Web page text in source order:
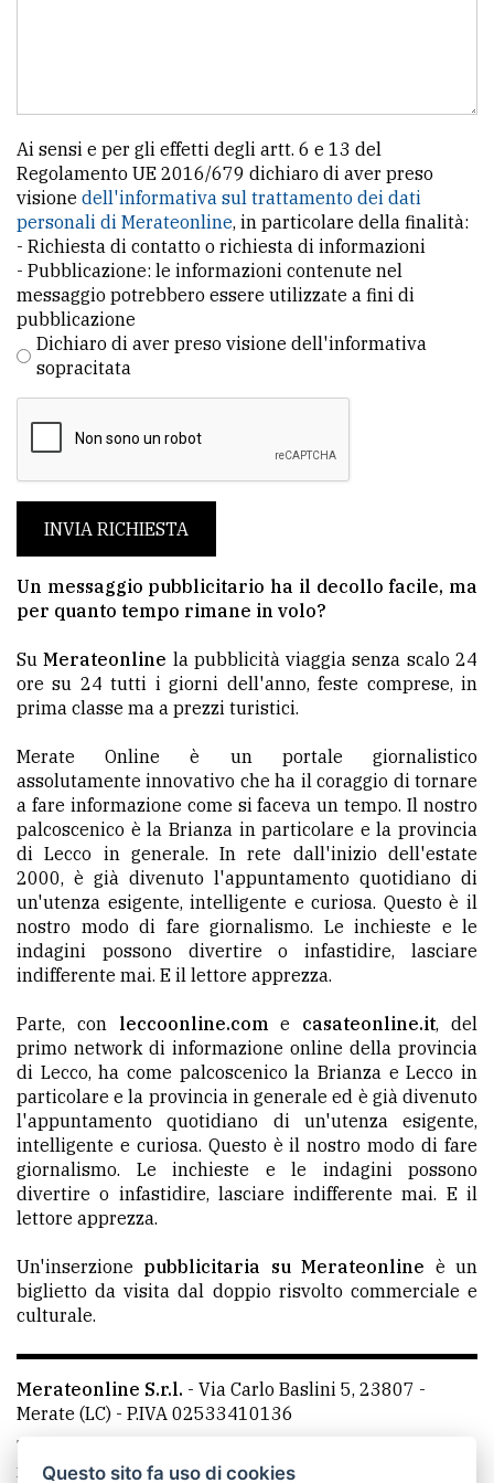
LE
ALTRE
TESTATE
PRIVACY
Privacy
Cookie
policy
Ai sensi e per gli effetti degli artt. 6 e 13 del
Regolamento UE 2016/679 dichiaro di aver preso
visione dell'informativa sul trattamento dei dati
personali di Merateonline, in particolare della finalità:
- Richiesta di contatto o richiesta di informazioni
- Pubblicazione: le informazioni contenute nel
messaggio potrebbero essere utilizzate a fini di
pubblicazione
Dichiaro di aver preso visione dell'informativa
sopracitata
INVIA RICHIESTA
Un messaggio pubblicitario ha il decollo facile, ma
per quanto tempo rimane in volo?
SuMerateonline la pubblicità viaggia senza scalo 24
ore su 24 tutti i giorni dell'anno, feste comprese, in
prima classe ma a prezzi turistici.
Merate Online è un portale giornalistico
assolutamente innovativo che ha il coraggio di tornare
a fare informazione come si faceva un tempo. Il nostro
palcoscenico è la Brianza in particolare e la provincia
di Lecco in generale. In rete dall'inizio dell'estate
2000, è già divenuto l'appuntamento quotidiano di
un'utenza esigente, intelligente e curiosa. Questo è il
nostro modo di fare giornalismo. Le inchieste e le
indagini possono divertire o infastidire, lasciare
indifferente mai. E il lettore apprezza.
Parte, con leccoonline.com e casateonline.it, del
primo network di informazione online della provincia
di Lecco, ha come palcoscenico la Brianza e Lecco in
particolare e la provincia in generale ed è già divenuto
l'appuntamento quotidiano di un'utenza esigente,
intelligente e curiosa. Questo è il nostro modo di fare
giornalismo. Le inchieste e le indagini possono
divertire o infastidire, lasciare indifferente mai. E il
lettore apprezza.
Un'inserzione pubblicitaria su Merateonline è un
biglietto da visita dal doppio risvolto commerciale e
culturale.
Merateonline S.r.l. - Via Carlo Baslini 5, 23807 -
Merate (LC) - P.IVA 02533410136
Telefono:
mail: redazione@merateonline.it
Questo sito fa uso di cookies